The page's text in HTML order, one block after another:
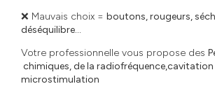
❌ Mauvais choix = boutons, rougeurs,
déséquilibre...
Votre professionnelle vous propose des
chimiques, de la
microstimulation